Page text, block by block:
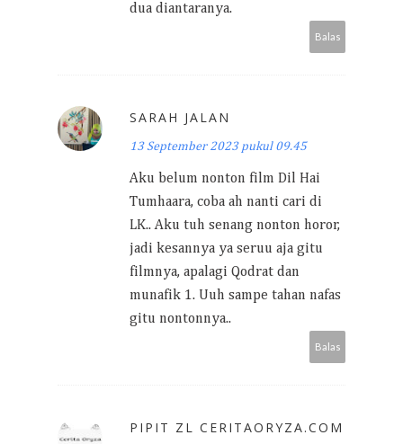
dua diantaranya.
Balas
SARAH JALAN
13 September 2023 pukul 09.45
Aku belum nonton film Dil Hai
Tumhaara, coba ah nanti cari di
LK.. Aku tuh senang nonton horor,
jadi kesannya ya seruu aja gitu
filmnya, apalagi Qodrat dan
munafik 1. Uuh sampe tahan nafas
gitu nontonnya..
Balas
PIPIT ZL CERITAORYZA.COM